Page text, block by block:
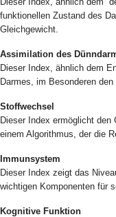
funktionellen Zustand des
Gleichgewicht.
Assimilation des
Dieser Index, ähnlich dem
Darmes, im Besonderen den
Stoffwechsel
Dieser Index ermöglicht
einem Algorithmus, der die
Immunsystem
Dieser Index zeigt das
wichtigen Komponenten für
Kognitive Funktion